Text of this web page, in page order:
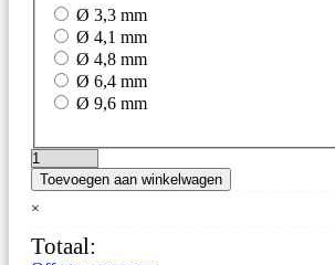
Ø 3,3 mm
Ø 4,1 mm
Ø 4,8 mm
Ø 6,4 mm
Ø 9,6 mm
ETI
–
Messing
voor
Toevoegen aan winkelwagen
×
Totaal: